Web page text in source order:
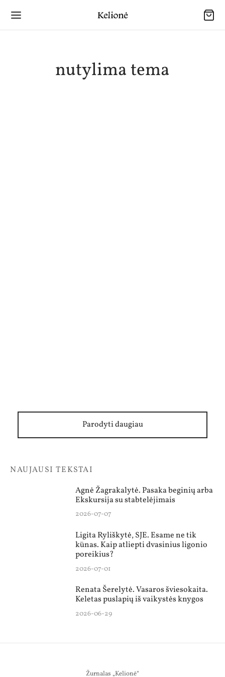
nutylima tema
Parodyti daugiau
NAUJAUSI TEKSTAI
Agnė Žagrakalytė. Pasaka beginių arba
Ekskursija su stabtelėjimais
2026-07-07
Ligita Ryliškytė, SJE. Esame ne tik
kūnas. Kaip atliepti dvasinius ligonio
poreikius?
2026-07-01
Renata Šerelytė. Vasaros šviesokaita.
Keletas puslapių iš vaikystės knygos
2026-06-29
Žurnalas „Kelionė“